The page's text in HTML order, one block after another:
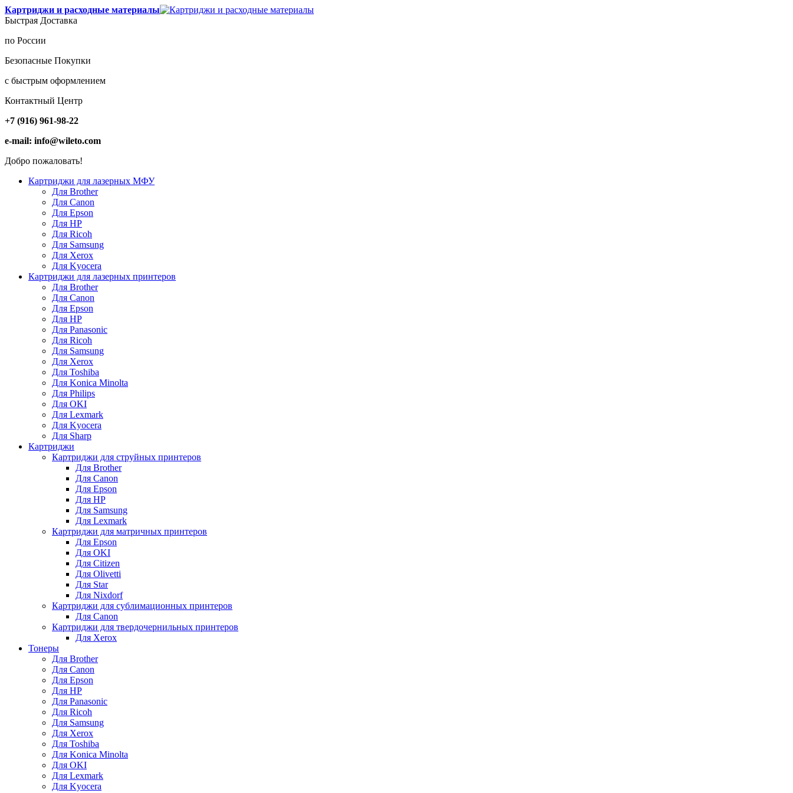
Картриджи и расходные материалы
Быстрая Доставка
по России
Безопасные Покупки
с быстрым оформлением
Контактный Центр
+7 (916) 961-98-22
e-mail: info@wileto.com
Добро пожаловать!
Картриджи для лазерных МФУ
Для Brother
Для Canon
Для Epson
Для HP
Для Ricoh
Для Samsung
Для Xerox
Для Kyocera
Картриджи для лазерных принтеров
Для Brother
Для Canon
Для Epson
Для HP
Для Panasonic
Для Ricoh
Для Samsung
Для Xerox
Для Toshiba
Для Konica Minolta
Для Philips
Для OKI
Для Lexmark
Для Kyocera
Для Sharp
Картриджи
Картриджи для струйных принтеров
Для Brother
Для Canon
Для Epson
Для HP
Для Samsung
Для Lexmark
Картриджи для матричных принтеров
Для Epson
Для OKI
Для Citizen
Для Olivetti
Для Star
Для Nixdorf
Картриджи для сублимационных принтеров
Для Canon
Картриджи для твердочернильных принтеров
Для Xerox
Тонеры
Для Brother
Для Canon
Для Epson
Для HP
Для Panasonic
Для Ricoh
Для Samsung
Для Xerox
Для Toshiba
Для Konica Minolta
Для OKI
Для Lexmark
Для Kyocera